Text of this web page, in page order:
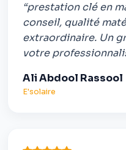
“prestation clé en
conseil, qualité
extraordinaire. Un
votre
Ali Abdool Rassool
E'solaire